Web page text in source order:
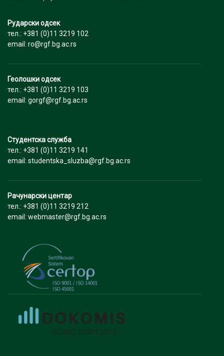
Рударски одсек
тел.: +381 (0)11 3219 102
email: ro@rgf.bg.ac.rs
Геолошки одсек
тел.: +381 (0)11 3219 103
email: gorgf@rgf.bg.ac.rs
Студентска служба
тел.: +381 (0)11 3219 141
email: studentska_sluzba@rgf.bg.ac.rs
Рачунарски центар
тел.: +381 (0)11 3219 212
email: webmaster@rgf.bg.ac.rs